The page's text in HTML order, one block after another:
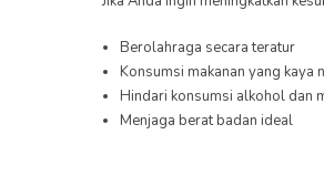
Berolahraga secara teratur
Konsumsi makanan yang kaya
Hindari konsumsi alkohol dan
Menjaga berat badan ideal